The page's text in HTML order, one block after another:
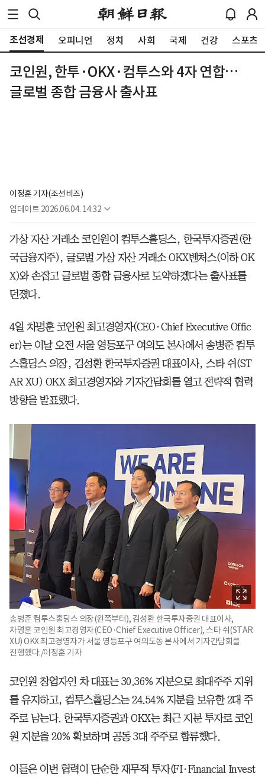
조선경제 오피니언 정치 사회 국제 건강 스포츠
코인원, 한투·OKX·컴투스와 4자 연합…
글로벌 종합 금융사 출사표
이정훈 기자(조선비즈)
업데이트 2026.06.04. 14:32
가상 자산 거래소 코인원이 컴투스홀딩스, 한국투자증권(한
국금융지주), 글로벌 가상 자산 거래소 OKX벤처스(이하 OK
X)와 손잡고 글로벌 종합 금융사로 도약하겠다는 출사표를
던졌다.
4일 차명훈 코인원 최고경영자(CEO·Chief Executive Offic
er)는 이날 오전 서울 영등포구 여의도 본사에서 송병준 컴투
스홀딩스 의장, 김성환 한국투자증권 대표이사, 스타 쉬(ST
AR XU) OKX 최고경영자와 기자간담회를 열고 전략적 협력
방향을 발표했다.
송병준 컴투스홀딩스 의장(왼쪽부터), 김성환 한국투자증권 대표이사,
차명훈 코인원 최고경영자(CEO·Chief Executive Officer), 스타 쉬(STAR
XU) OKX 최고경영자가 서울 영등포구 여의도동 본사에서 기자간담회를
진행했다./이정훈 기자
코인원 창업자인 차 대표는 30.36% 지분으로 최대주주 지위
를 유지하고, 컴투스홀딩스는 24.54% 지분을 보유한 2대 주
주로 남는다. 한국투자증권과 OKX는 최근 지분 투자로 코인
원 지분을 20% 확보하며 공동 3대 주주로 합류했다.
이들은 이번 협력이 단순한 재무적 투자(FI·Financial Invest